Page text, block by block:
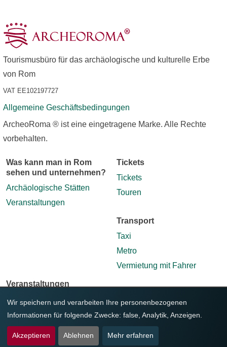
Wir speichern und verarbeiten Ihre personenbezogenen
Informationen für folgende Zwecke: false, Analytik, Anzeigen
Akzeptieren Ablehnen Mehr erfahren
Tourismusbüro für das archäologische und kulturelle Erbe
von Rom
VAT EE102197727
Allgemeine Geschäftsbedingungen
ArcheoRoma ® ist eine eingetragene Marke. Alle Rechte
vorbehalten.
Was kann man in Rom
sehen und unternehmen?
Archäologische Stätten
Veranstaltungen
Tickets
Tickets
Touren
Transport
Taxi
Metro
Vermietung mit Fahrer
Veranstaltungen
Alle Veranstaltungen
© ArcheoRoma 2026